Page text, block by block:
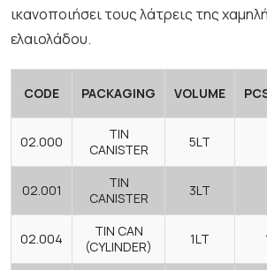
ικανοποιήσει τους λάτρεις της
ελαιολάδου.
CODE PACKAGING VOLUME
02.000
TIN
CANISTER
5LT
02.001
TIN
CANISTER
3LT
02.004
TIN CAN
(CYLINDER)
1LT